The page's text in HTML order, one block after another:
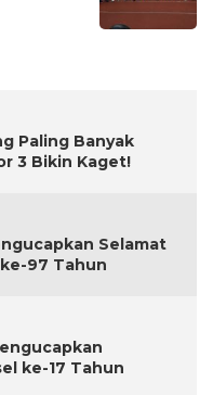
Paling Banyak
3 Bikin Kaget!
Selamat
97 Tahun
ke-17 Tahun